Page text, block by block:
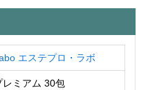
エステプロ・ラボ
レミアム 30包